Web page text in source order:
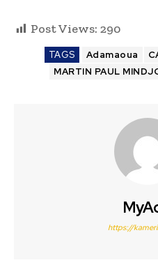
Post Views: 290
TAGS Adamaoua
MARTIN PAUL
https://